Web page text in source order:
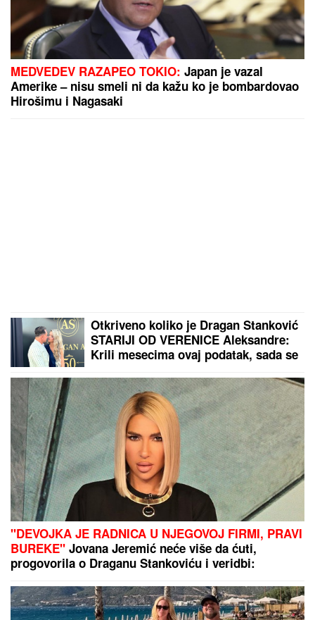
MEDVEDEV RAZAPEO TOKIO: Japan je vazal
Amerike – nisu smeli ni da kažu ko je bombardovao
Hirošimu i Nagasaki
Otkriveno koliko je Dragan Stanković
STARIJI OD VERENICE Aleksandre:
Krili mesecima ovaj podatak, sada se
"DEVOJKA JE RADNICA U NJEGOVOJ FIRMI, PRAVI
BUREKE" Jovana Jeremić neće više da ćuti,
progovorila o Draganu Stankoviću i veridbi: